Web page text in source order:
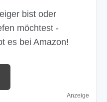
bist oder
möchtest -
es bei Amazon!
Anzeige